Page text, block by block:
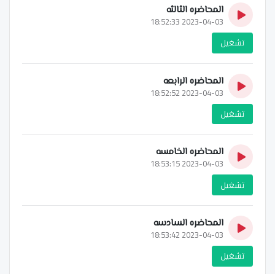
المحاضره الثالثه
2023-04-03 18:52:33
تشغيل
المحاضره الرابعه
2023-04-03 18:52:52
تشغيل
المحاضره الخامسه
2023-04-03 18:53:15
تشغيل
المحاضره السادسه
2023-04-03 18:53:42
تشغيل